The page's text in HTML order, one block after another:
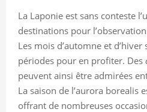
La Laponie est sans conteste
destinations pour
Les mois d’automne et
périodes pour en profiter. Des
peuvent ainsi être admirées
La saison de l’aurora borealis
offrant de nombreuses